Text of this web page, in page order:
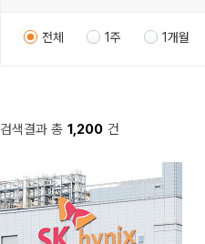
전체 1주 1개월
검색결과 총 1,200 건